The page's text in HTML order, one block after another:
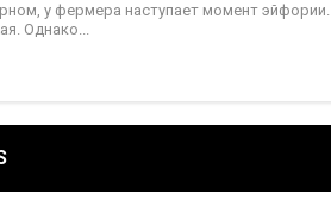
у фермера наступает момент эйфории.
Однако...